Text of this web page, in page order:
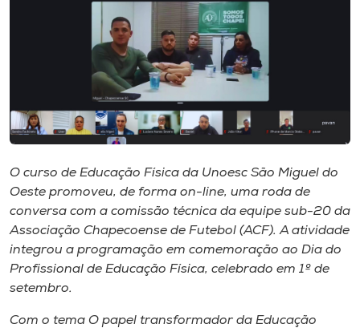
CPA
Editora
Rádio
O curso de Educação Física da Unoesc São Miguel do
Oeste promoveu, de forma on-line, uma roda de
conversa com a comissão técnica da equipe sub-20 da
Associação Chapecoense de Futebol (ACF). A atividade
integrou a programação em comemoração ao Dia do
Profissional de Educação Física, celebrado em 1º de
setembro.
Com o tema O papel transformador da Educação